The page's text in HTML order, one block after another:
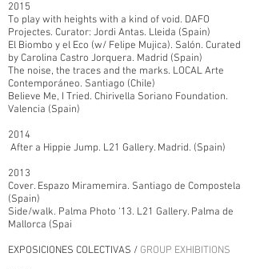
2015
To play with heights with a kind of void. DAFO
Projectes. Curator: Jordi Antas. Lleida (Spain)
El Biombo y el Eco (w/ Felipe Mujica). Salón. Curated
by Carolina Castro Jorquera. Madrid (Spain)
The noise, the traces and the marks. LOCAL Arte
Contemporáneo. Santiago (Chile)
Believe Me, I Tried. Chirivella Soriano Foundation.
Valencia (Spain)
2014
After a Hippie Jump. L21 Gallery. Madrid. (Spain)
2013
Cover. Espazo Miramemira. Santiago de Compostela
(Spain)
Side/walk. Palma Photo ‘13. L21 Gallery. Palma de
Mallorca (Spai
EXPOSICIONES COLECTIVAS / GROUP EXHIBITIONS